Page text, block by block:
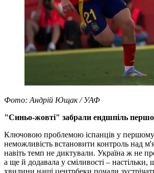
Фото: Андрій Ющак / УАФ
"Синьо-жовті" забрали ендшпіль
Ключовою проблемою іспанців у першому
неможливість встановити контроль над
навіть темп не диктували. Україна ж не
а ще й додавала у сміливості – настільки,